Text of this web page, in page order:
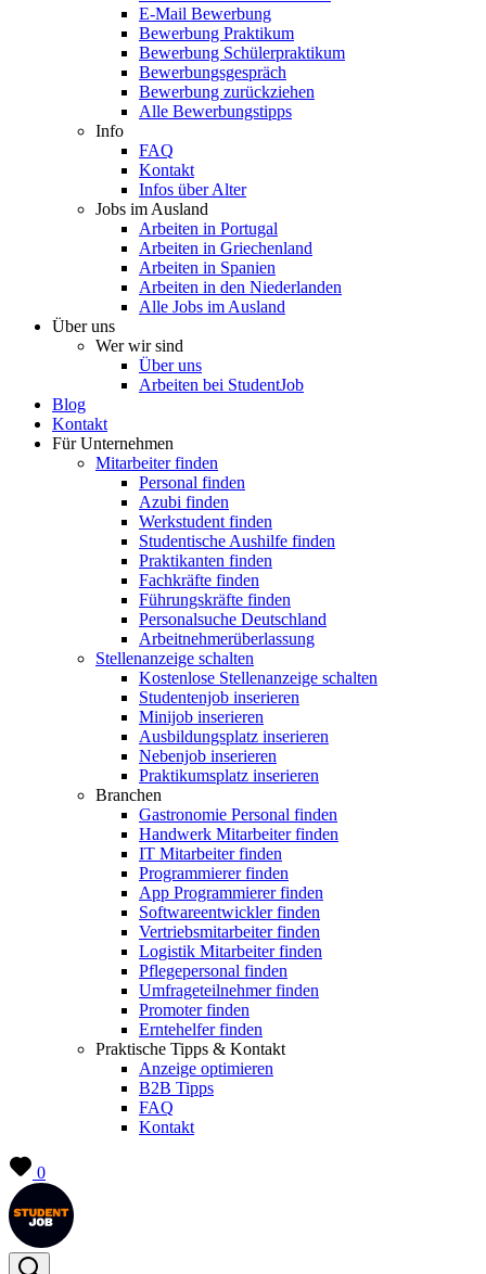
E-Mail Bewerbung
Bewerbung Praktikum
Bewerbung Schülerpraktikum
Bewerbungsgespräch
Bewerbung zurückziehen
Alle Bewerbungstipps
Info
FAQ
Kontakt
Infos über Alter
Jobs im Ausland
Arbeiten in Portugal
Arbeiten in Griechenland
Arbeiten in Spanien
Arbeiten in den Niederlanden
Alle Jobs im Ausland
Über uns
Wer wir sind
Über uns
Arbeiten bei StudentJob
Blog
Kontakt
Für Unternehmen
Mitarbeiter finden
Personal finden
Azubi finden
Werkstudent finden
Studentische Aushilfe finden
Praktikanten finden
Fachkräfte finden
Führungskräfte finden
Personalsuche Deutschland
Arbeitnehmerüberlassung
Stellenanzeige schalten
Kostenlose Stellenanzeige schalten
Studentenjob inserieren
Minijob inserieren
Ausbildungsplatz inserieren
Nebenjob inserieren
Praktikumsplatz inserieren
Branchen
Gastronomie Personal finden
Handwerk Mitarbeiter finden
IT Mitarbeiter finden
Programmierer finden
App Programmierer finden
Softwareentwickler finden
Vertriebsmitarbeiter finden
Logistik Mitarbeiter finden
Pflegepersonal finden
Umfrageteilnehmer finden
Promoter finden
Erntehelfer finden
Praktische Tipps & Kontakt
Anzeige optimieren
B2B Tipps
FAQ
Kontakt
0